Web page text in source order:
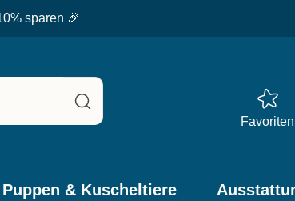
Favoriten
Puppen & Kuscheltiere